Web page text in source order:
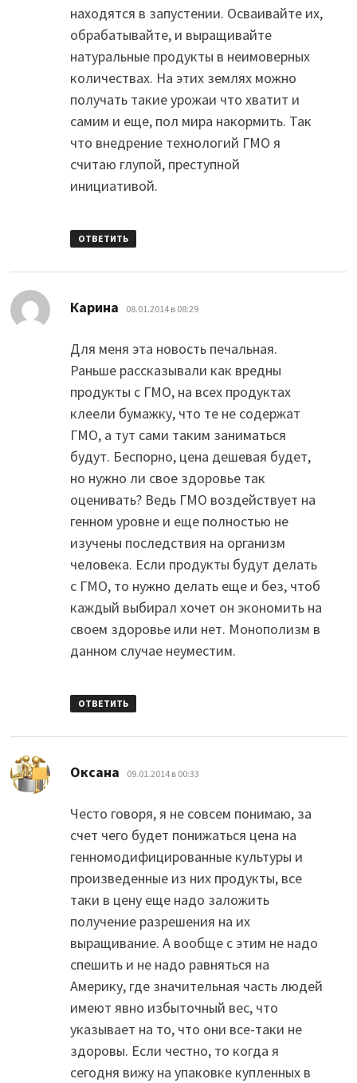
находятся в запустении. Осваивайте их,
обрабатывайте, и выращивайте
натуральные продукты в неимоверных
количествах. На этих землях можно
получать такие урожаи что хватит и
самим и еще, пол мира накормить. Так
что внедрение технологий ГМО я
считаю глупой, преступной
инициативой.
ОТВЕТИТЬ
Карина 08.01.2014 в 08:29
Для меня эта новость печальная.
Раньше рассказывали как вредны
продукты с ГМО, на всех продуктах
клеели бумажку, что те не содержат
ГМО, а тут сами таким заниматься
будут. Беспорно, цена дешевая будет,
но нужно ли свое здоровье так
оценивать? Ведь ГМО воздействует на
генном уровне и еще полностью не
изучены последствия на организм
человека. Если продукты будут делать
с ГМО, то нужно делать еще и без, чтоб
каждый выбирал хочет он экономить на
своем здоровье или нет. Монополизм в
данном случае неуместим.
ОТВЕТИТЬ
Оксана 09.01.2014 в 00:33
Често говоря, я не совсем понимаю, за
счет чего будет понижаться цена на
генномодифицированные культуры и
произведенные из них продукты, все
таки в цену еще надо заложить
получение разрешения на их
выращивание. А вообще с этим не надо
спешить и не надо равняться на
Америку, где значительная часть людей
имеют явно избыточный вес, что
указывает на то, что они все-таки не
здоровы. Если честно, то когда я
сегодня вижу на упаковке купленных в